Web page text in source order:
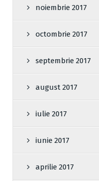
noiembrie 2017
octombrie 2017
septembrie 2017
august 2017
iulie 2017
iunie 2017
aprilie 2017